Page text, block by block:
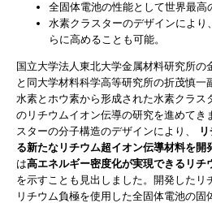
全固体電池の性能として世界最高
水素クラスターのデザインにより
らに高めることも可能。
国立大学法人東北大学金属材料研究所
と同大学材料科学高等研究所の折茂慎一
水素とホウ素から形成された水素クラス
のリチウムイオン伝導の研究を進めてき
スターの分子構造のデザインにより、
る新たなリチウム超イオン伝導材料を開
は高エネルギー密度化が実現できるリチ
を示すことも見出しました。開発したリ
リチウム負極を使用した全固体電池の固